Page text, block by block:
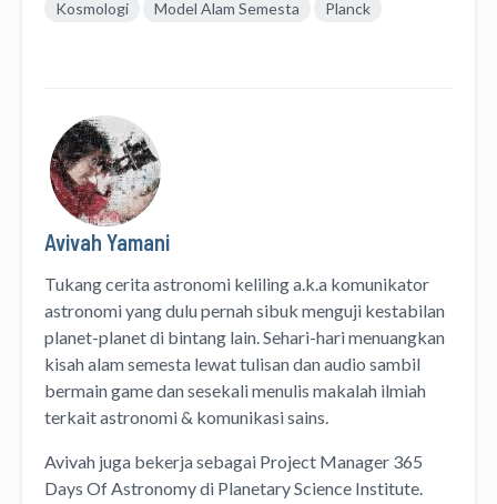
Kosmologi
Model Alam Semesta Planck
Avivah Yamani
Tukang cerita astronomi kelilinga.k.a komunikator
astronomiyang dulu pernah sibuk menguji kestabilan
planet-planet di bintang lain. Sehari-hari menuangkan
kisah alam semesta lewattulisandanaudio sambil
bermain game dan sesekali menulis makalah ilmiah
terkait astronomi & komunikasi sains.
Avivah juga bekerja sebagai Project Manager 365
Days Of Astronomydi Planetary Science Institute.